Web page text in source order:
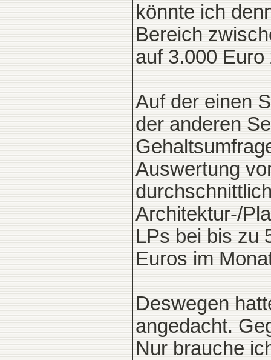
könnte ich
Bereich
auf 3.000
Auf der einen
der anderen
Auswertung
Architektur-/
LPs bei bis zu
Euros im
Deswegen
angedacht.
Nur brauche